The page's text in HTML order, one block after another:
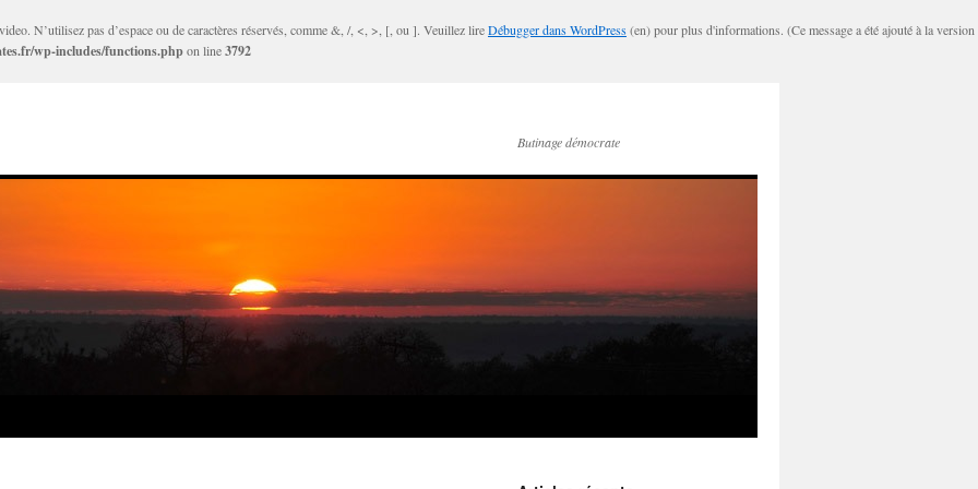
N’utilisez pas d’espace ou de caractères réservés, comme &, /, <, >, [, ou ]. Veuillez lireDébugger dans WordPress(en) pour plus d'informations. (Ce message a été ajouté à la version
wp-includes/functions.phpon line3792
Butinage démocrate